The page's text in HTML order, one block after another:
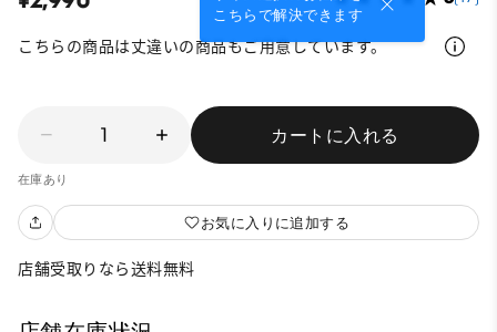
こちらで解決できます
こちらの商品は丈違いの商品もご用意しています。
1 カートに入れる
在庫あり
お気に入りに追加する
店舗受取りなら送料無料